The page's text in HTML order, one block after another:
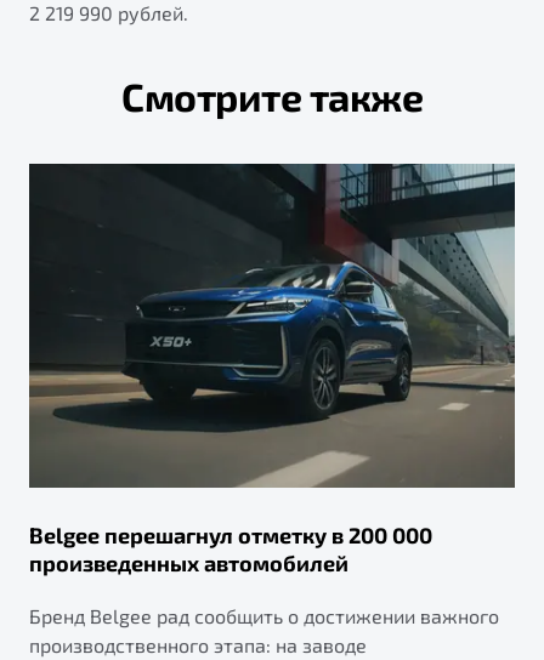
2 219 990 рублей.
Смотрите также
Belgee перешагнул отметку в 200 000
произведенных автомобилей
Бренд Belgee рад сообщить о достижении важного
производственного этапа: на заводе